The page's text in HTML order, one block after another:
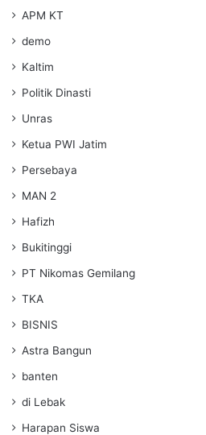
APM KT
demo
Kaltim
Politik Dinasti
Unras
Ketua PWI Jatim
Persebaya
MAN 2
Hafizh
Bukitinggi
PT Nikomas Gemilang
TKA
BISNIS
Astra Bangun
banten
di Lebak
Harapan Siswa